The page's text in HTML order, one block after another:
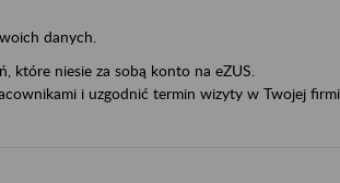
danych.
które niesie za sobą konto na eZUS.
i uzgodnić termin wizyty w Twojej